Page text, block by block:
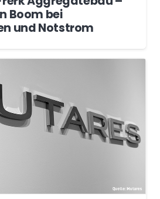
Boom bei
und Notstrom